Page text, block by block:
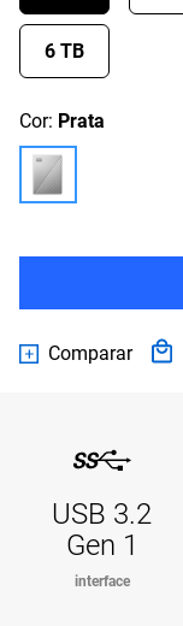
6 TB
Cor: Prata
Comparar
USB 3.2
Gen 1
interface